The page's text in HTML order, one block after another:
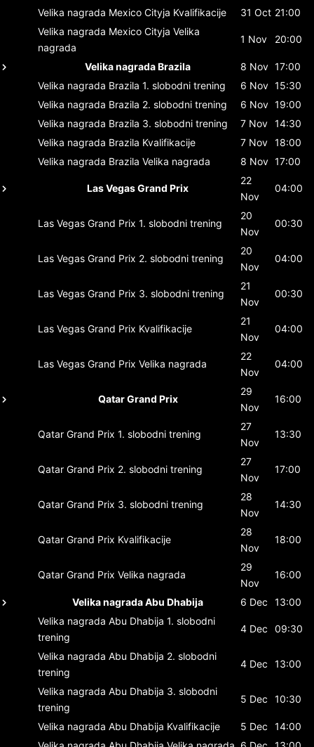
Velika nagrada Mexico Cityja Kvalifikacije 31 Oct 21:00
Velika nagrada Mexico Cityja Velika
nagrada
1 Nov 20:00
Velika nagrada Brazila 8 Nov 17:00
Velika nagrada Brazila 1. slobodni trening 6 Nov 15:30
Velika nagrada Brazila 2. slobodni trening 6 Nov 19:00
Velika nagrada Brazila 3. slobodni trening 7 Nov 14:30
Velika nagrada Brazila Kvalifikacije 7 Nov 18:00
Velika nagrada Brazila Velika nagrada 8 Nov 17:00
Las Vegas Grand Prix
22
Nov
04:00
Las Vegas Grand Prix 1. slobodni trening
20
Nov
00:30
Las Vegas Grand Prix 2. slobodni trening
20
Nov
04:00
Las Vegas Grand Prix 3. slobodni trening
21
Nov
00:30
Las Vegas Grand Prix Kvalifikacije
21
Nov
04:00
Las Vegas Grand Prix Velika nagrada
22
Nov
04:00
Qatar Grand Prix
29
Nov
16:00
Qatar Grand Prix 1. slobodni trening
27
Nov
13:30
Qatar Grand Prix 2. slobodni trening
27
Nov
17:00
Qatar Grand Prix 3. slobodni trening
28
Nov
14:30
Qatar Grand Prix Kvalifikacije
28
Nov
18:00
Qatar Grand Prix Velika nagrada
29
Nov
16:00
Velika nagrada Abu Dhabija 6 Dec
13:00
Velika nagrada Abu Dhabija 1. slobodni
trening
4 Dec 09:30
Velika nagrada Abu Dhabija 2. slobodni
trening
4 Dec 13:00
Velika nagrada Abu Dhabija 3. slobodni
trening
5 Dec 10:30
Velika nagrada Abu Dhabija Kvalifikacije 5 Dec
14:00